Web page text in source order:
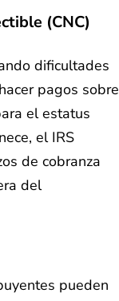
(CNC)
dificultades
pagos sobre
el estatus
el IRS
de cobranza
del
pueden